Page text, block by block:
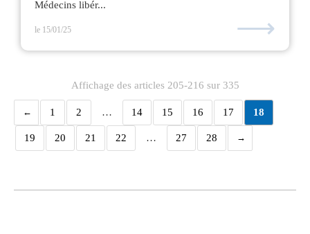
Médecins libér...
le 15/01/25 ⟶
Affichage des articles 205-216 sur 335
1 2 … 14 15 16 17 18
19 20 21 22 … 27 28